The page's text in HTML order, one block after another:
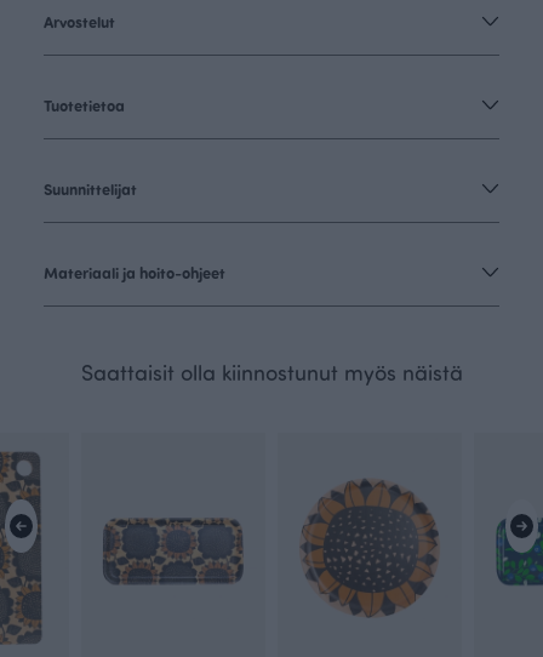
Arvostelut
Tuotetietoa
Suunnittelijat
Materiaali ja hoito-ohjeet
Saattaisit olla kiinnostunut myös näistä